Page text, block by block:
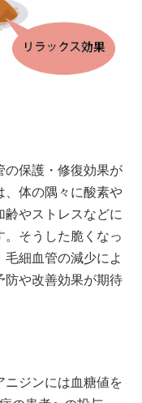
の保護・修復効果が
、体の隅々に酸素や
やストレスなどに
。そうした脆くなっ
細血管の減少によ
防や改善効果が期待
ニジンには血糖値を